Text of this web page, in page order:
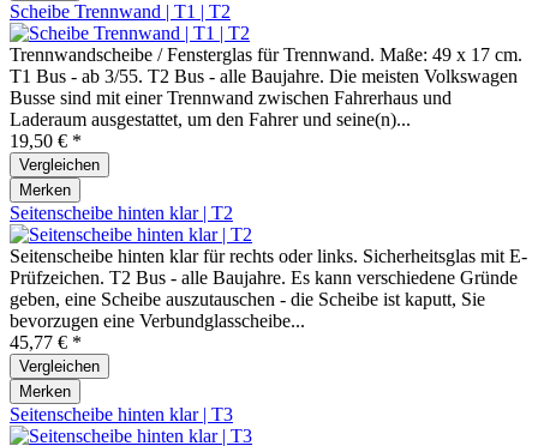
Scheibe Trennwand | T1 | T2
Trennwandscheibe / Fensterglas für Trennwand. Maße: 49 x 17 cm.
T1 Bus - ab 3/55. T2 Bus - alle Baujahre. Die meisten Volkswagen
Busse sind mit einer Trennwand zwischen Fahrerhaus und
Laderaum ausgestattet, um den Fahrer und seine(n)...
19,50 € *
Vergleichen
Merken
Seitenscheibe hinten klar | T2
Seitenscheibe hinten klar für rechts oder links. Sicherheitsglas mit E-
Prüfzeichen. T2 Bus - alle Baujahre. Es kann verschiedene Gründe
geben, eine Scheibe auszutauschen - die Scheibe ist kaputt, Sie
bevorzugen eine Verbundglasscheibe...
45,77 € *
Vergleichen
Merken
Seitenscheibe hinten klar | T3